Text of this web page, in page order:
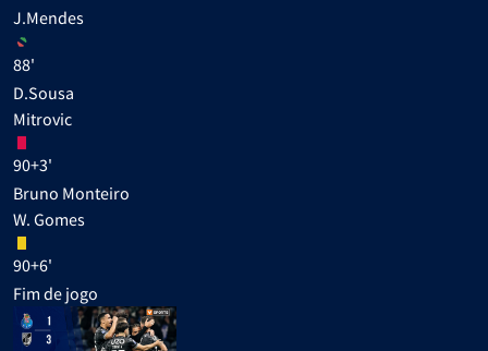
J.Mendes
88'
D.Sousa
Mitrovic
90+3'
Bruno Monteiro
W. Gomes
90+6'
Fim de jogo